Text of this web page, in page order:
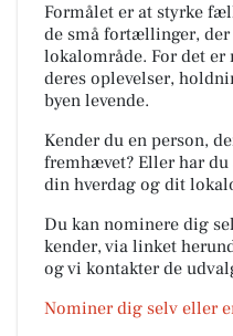
Formålet er at styrke
de små fortællinger,
lokalområde. For det er
deres oplevelser,
byen levende.
Kender du en person,
fremhævet? Eller har
din hverdag og dit
Du kan nominere dig
kender, via linket
og vi kontakter de
Nominer dig selv eller